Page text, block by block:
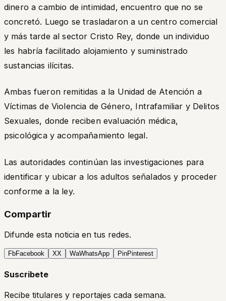
dinero a cambio de intimidad, encuentro que no se
concretó. Luego se trasladaron a un centro comercial
y más tarde al sector Cristo Rey, donde un individuo
les habría facilitado alojamiento y suministrado
sustancias ilícitas.
Ambas fueron remitidas a la Unidad de Atención a
Víctimas de Violencia de Género, Intrafamiliar y Delitos
Sexuales, donde reciben evaluación médica,
psicológica y acompañamiento legal.
Las autoridades continúan las investigaciones para
identificar y ubicar a los adultos señalados y proceder
conforme a la ley.
Compartir
Difunde esta noticia en tus redes.
FbFacebook XX WaWhatsApp PinPinterest
Suscribete
Recibe titulares y reportajes cada semana.